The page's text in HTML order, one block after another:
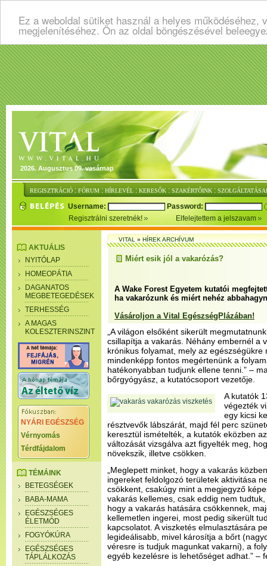
Ez a weboldal sütiket használ a helyes
megjelenítéséhez. Ön az oldal böngészésével
2026. Augusztus 09. vasárnap
REGISZTRÁCIÓ : FÓRUM : HÍRLEVÉL : KERESŐK : SZAKÉRTŐINK :
Username:
Password:
Regisztrálni szeretnék!
Elfelejtettem a jelszavam
AKTUÁLIS
NYITÓLAP
HOMEOPÁTIA
DAGANATOS
MEGBETEGEDÉSEK
TERHESSÉG
A MAGAS
KOLESZTERINSZINT
NYÁRI EGÉSZSÉG
Vérnyomás
Térdfájdalom
TÉMÁINK
BETEGSÉGEK
BABA-MAMA
EGÉSZSÉGES
ÉLETMÓD
FOGYÓKÚRA
EGÉSZSÉGES
TÁPLÁLKOZÁS
VITAL»HÍREK ARCHÍVUM
Miért esik jól a vakarózás?
A Wake Forest Egyetem kutatói
ha vakarózunk és miért nehéz
Vásároljon a Vital EgészségPlázában!
„A világon elsőként sikerült
csillapítja a vakarás. Néhány embernél a
krónikus folyamat, mely az egészségükre
mindenképp fontos megértenünk a
hatékonyabban tudjunk ellene tenni.” –
bőrgyógyász, a kutatócsoport vezetője.
A kutatók
végezték
egy kicsi
résztvevők lábszárát, majd fél perc
keresztül ismételték, a kutatók eközben
változását vizsgálva azt figyelték meg,
növekszik, illetve csökken.
„Meglepett minket, hogy a vakarás
ingereket feldolgozó területek aktivitása
csökkent, csakúgy mint a megjegyző
vakarás kellemes, csak eddig nem
hogy a vakarás hatására csökkennek,
kellemetlen ingerei, most pedig sikerült
kapcsolatot. A viszketés elmulasztására
legideálisabb, mivel károsítja a bőrt
véresre is tudjuk magunkat vakarni), a
egyéb kezelésre is lehetőséget adhat.” –